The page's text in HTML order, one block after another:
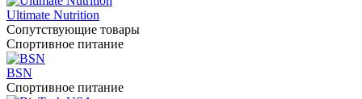
Ultimate Nutrition
Сопутствующие товары
Спортивное питание
BSN
Спортивное питание